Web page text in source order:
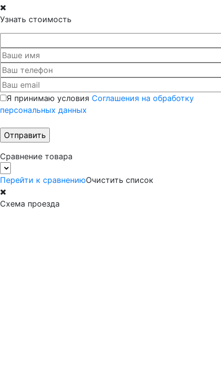
Узнать стоимость
Я принимаю условия Соглашения на обработку
персональных данных
Сравнение товара
Перейти к сравнениюОчистить список
Схема проезда